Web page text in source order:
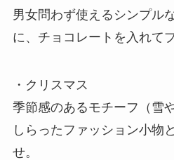
男女問わず使えるシンプル
に、チョコレートを入れて
・クリスマス
季節感のあるモチーフ（雪
しらったファッション小物
せ。